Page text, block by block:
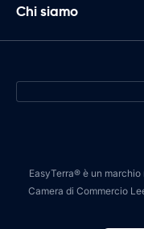
Chi siamo
EasyTerra® è un
Camera di Commercio